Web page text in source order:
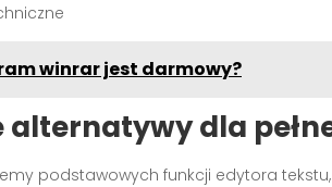
winrar jest darmowy?
alternatywy dla
podstawowych funkcji edytora